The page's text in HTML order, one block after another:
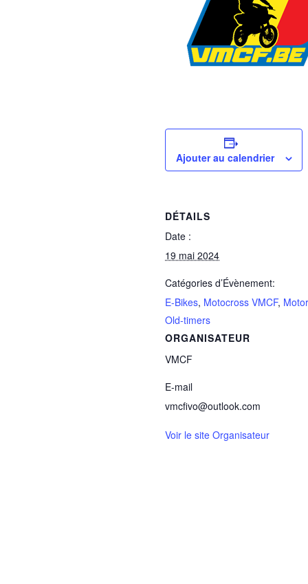
Ajouter au calendrier
DÉTAILS
Date :
19 mai 2024
Catégories d’Évènement:
E-Bikes, Motocross VMCF,
Old-timers
ORGANISATEUR
VMCF
E-mail
vmcfivo@outlook.com
Voir le site Organisateur